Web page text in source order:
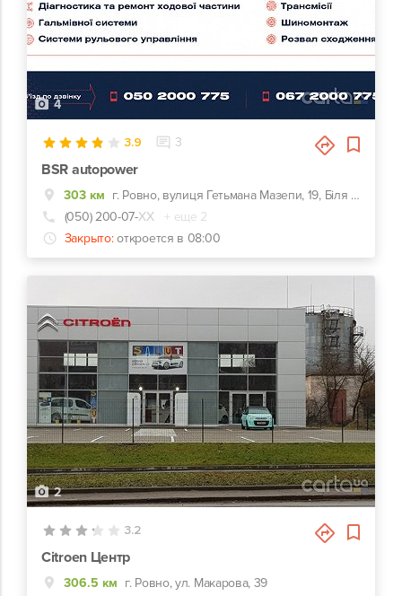
4
3.9 3
BSR autopower
303 км
г. Ровно, вулиця Гетьмана Мазепи, 19, Біля Центрального Продуктового ринку
(050) 200-07-ХХ
+ еще 2
Закрыто: откроется в 08:00
2
3.2
Citroen Центр
306.5 км г. Ровно, ул. Макарова, 39